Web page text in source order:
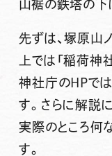
山裾の鉄塔の下
先ずは、塚原山
上では 「稲荷神
神社庁のHPでは
す。さらに解説
実際のところ何
す。